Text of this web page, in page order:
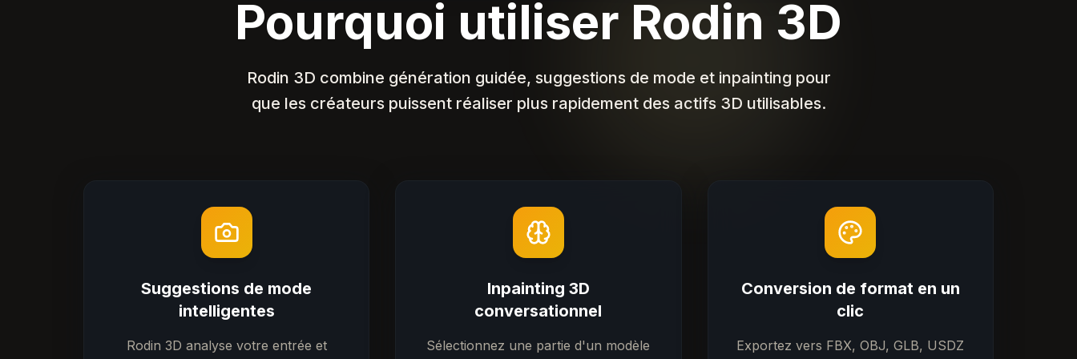
Pourquoi utiliser Rodin 3D
Rodin 3D combine génération guidée, suggestions de mode et inpainting pour
que les créateurs puissent réaliser plus rapidement des actifs 3D utilisables.
Suggestions de mode
intelligentes
Rodin 3D analyse votre entrée et
Inpainting 3D
conversationnel
Sélectionnez une partie d'un modèle
Conversion de format en un
clic
Exportez vers FBX, OBJ, GLB, USDZ